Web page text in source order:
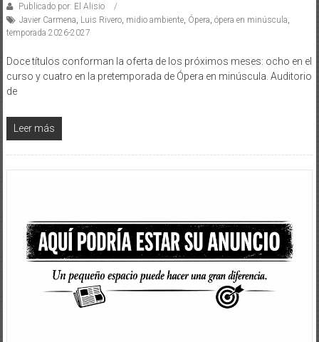
Publicado por: El Alisio
Javier Carmena Luis Rivero, midio ambiente, Ópera ópera en minúscula
temporada 2026-2027
Doce títulos conforman la oferta de los próximos meses: ocho en el
curso y cuatro en la pretemporada de Ópera en minúscula. Auditorio
de
Leer más